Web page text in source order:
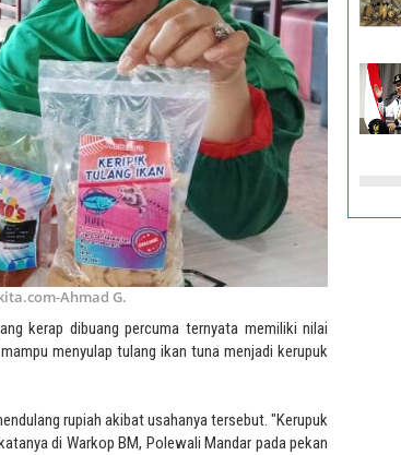
Ahmad G.
kerap dibuang percuma ternyata memiliki nilai
menyulap tulang ikan tuna menjadi kerupuk
rupiah akibat usahanya tersebut. "Kerupuk
di Warkop BM, Polewali Mandar pada pekan